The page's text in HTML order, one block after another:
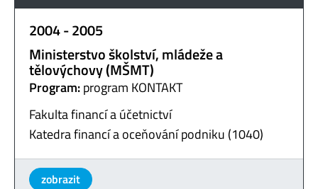
2004 - 2005
Ministerstvo školství, mládeže a
tělovýchovy (MŠMT)
Program:program KONTAKT
Fakulta financí a účetnictví
Katedra financí a oceňování podniku (1040)
zobrazit